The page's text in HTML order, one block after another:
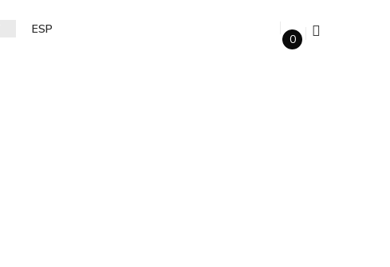
ESP
0